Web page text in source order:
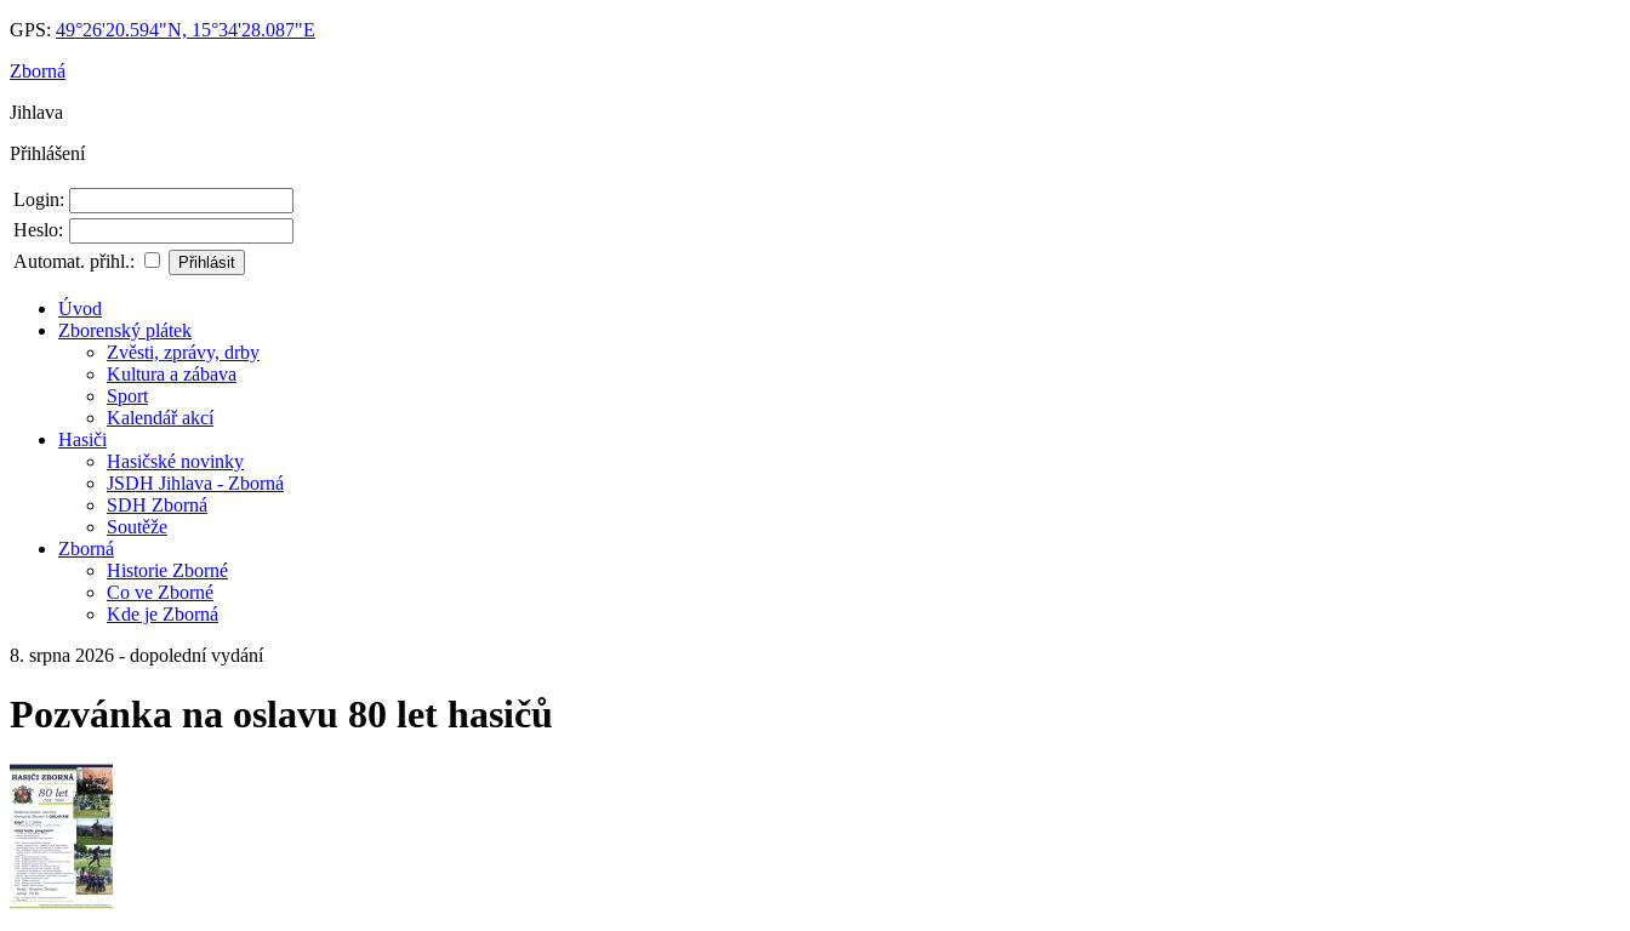
GPS: 49°26'20.594"N, 15°34'28.087"E
Zborná
Jihlava
Přihlášení
Login:
Heslo:
Automat. přihl.:
Úvod
Zborenský plátek
Zvěsti, zprávy, drby
Kultura a zábava
Sport
Kalendář akcí
Hasiči
Hasičské novinky
JSDH Jihlava - Zborná
SDH Zborná
Soutěže
Zborná
Historie Zborné
Co ve Zborné
Kde je Zborná
8. srpna 2026 - dopolední vydání
Pozvánka na oslavu 80 let hasičů